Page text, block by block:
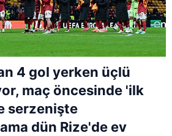
4 gol yerken üçlü
maç öncesinde 'ilk
serzenişte
dün Rize'de ev